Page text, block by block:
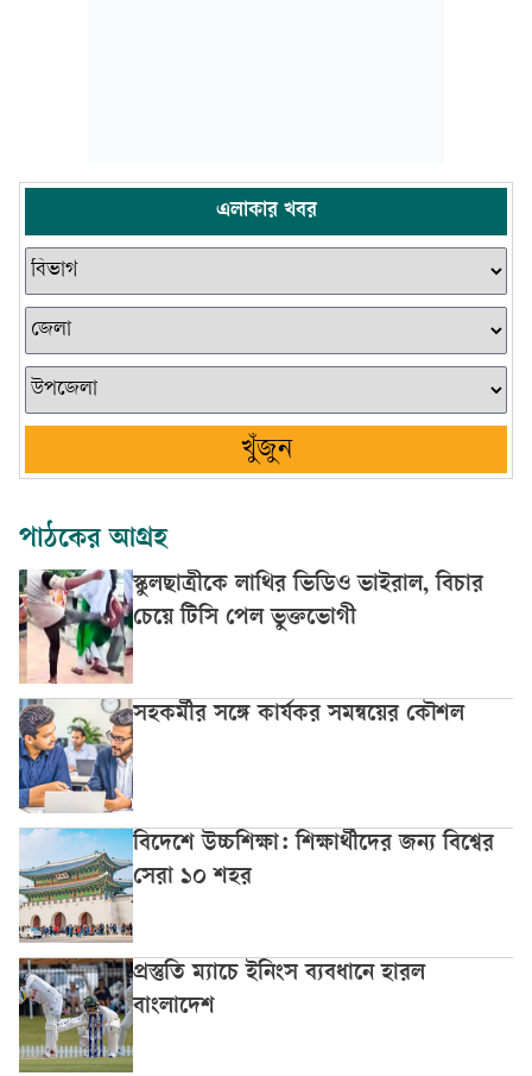
এলাকার খবর
খুঁজুন
পাঠকের আগ্রহ
স্কুলছাত্রীকে লাথির ভিডিও ভাইরাল, বিচার
চেয়ে টিসি পেল ভুক্তভোগী
সহকর্মীর সঙ্গে কার্যকর সমন্বয়ের কৌশল
বিদেশে উচ্চশিক্ষা: শিক্ষার্থীদের জন্য বিশ্বের
সেরা ১০ শহর
প্রস্তুতি ম্যাচে ইনিংস ব্যবধানে হারল
বাংলাদেশ